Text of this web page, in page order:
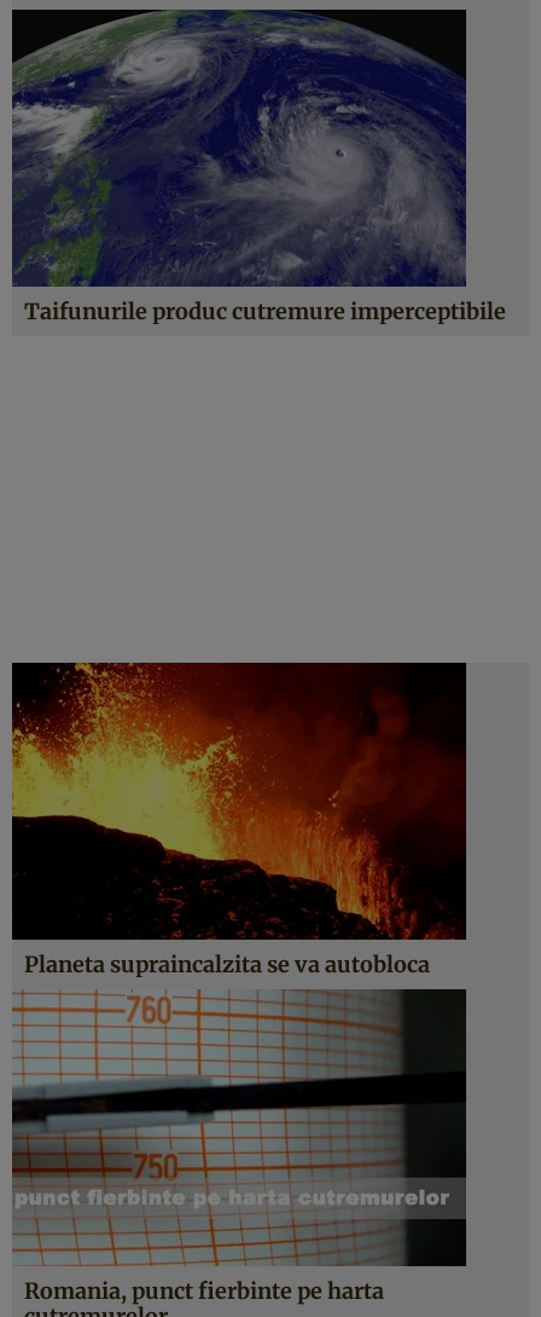
Taifunurile produc cutremure imperceptibile
Planeta supraincalzita se va autobloca
Romania, punct fierbinte pe harta